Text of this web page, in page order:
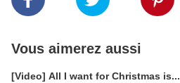
Vous aimerez aussi
[Video] All I want for Christmas is...